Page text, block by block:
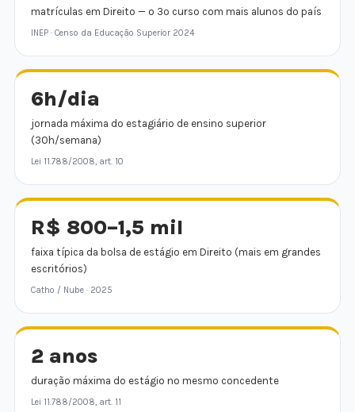
matrículas em Direito — o 3º curso com mais alunos do país
INEP · Censo da Educação Superior 2024
6h/dia
jornada máxima do estagiário de ensino superior
(30h/semana)
Lei 11.788/2008, art. 10
R$ 800–1,5 mil
faixa típica da bolsa de estágio em Direito (mais em grandes
escritórios)
Catho / Nube · 2025
2 anos
duração máxima do estágio no mesmo concedente
Lei 11.788/2008, art. 11